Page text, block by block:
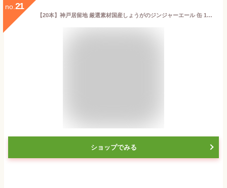
no. 21
【20本】神戸居留地 厳選素材国産しょうがのジンジャーエール 缶 185ml 炭酸 微炭酸 国産 生姜 辛口 子ども ジュース 箱 富永貿易【D】
ショップでみる